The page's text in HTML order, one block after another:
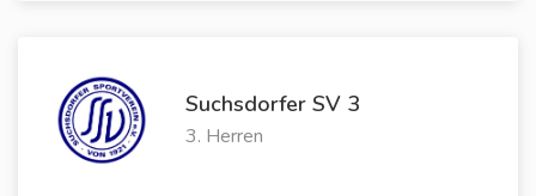
Suchsdorfer SV 3
3. Herren